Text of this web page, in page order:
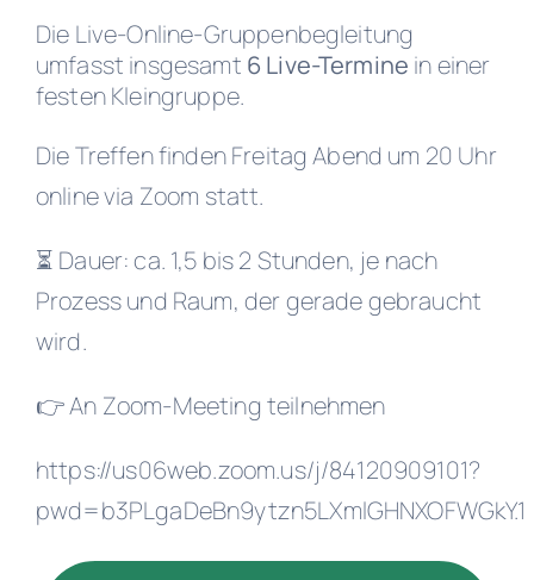
Die Live-Online-Gruppenbegleitung
umfasst insgesamt 6 Live-Termine in einer
festen Kleingruppe.
Die Treffen finden Freitag Abend um 20 Uhr
online via Zoom statt.
⏳ Dauer: ca. 1,5 bis 2 Stunden, je nach
Prozess und Raum, der gerade gebraucht
wird.
👉 An Zoom-Meeting teilnehmen
https://us06web.zoom.us/j/84120909101?
pwd=b3PLgaDeBn9ytzn5LXmlGHNXOFWGkY.1